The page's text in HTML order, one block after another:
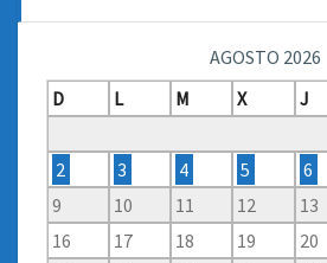
AGOSTO 2026
D
L M X J
2
3 4 5 6
9
10 11 12 13
16
17 18 19 20